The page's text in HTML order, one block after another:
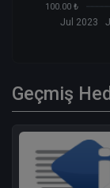
100.00 ₺
Jul 2023
Geçmiş